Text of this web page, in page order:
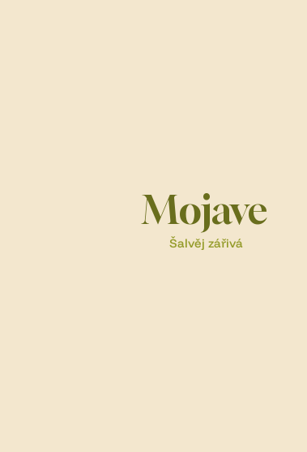
Mojave
Šalvěj zářivá